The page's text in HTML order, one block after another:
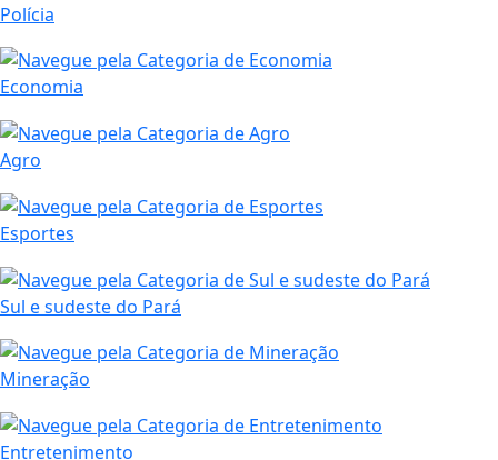
Polícia
Economia
Agro
Esportes
Sul e sudeste do Pará
Mineração
Entretenimento